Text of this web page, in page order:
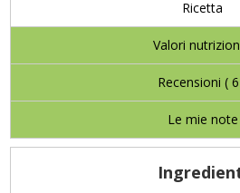
Ricetta
Valori
Recensioni (6
Le mie note